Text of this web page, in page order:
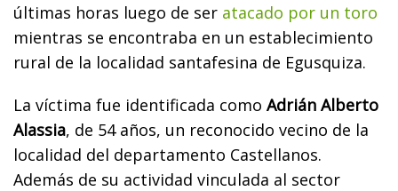
últimas horas luego de ser atacado por un toro
mientras se encontraba en un establecimiento
rural de la localidad santafesina de Egusquiza.
La víctima fue identificada como Adrián Alberto
Alassia, de 54 años, un reconocido vecino de la
localidad del departamento Castellanos.
Además de su actividad vinculada al sector